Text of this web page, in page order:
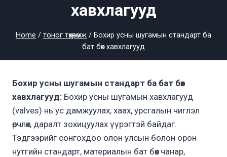
хавхлагууд
Home / тоног төхөөрөмж / Бохир усны шугамын стандарт ба
бат бөх хавхлагууд
Бохир усны шугамын стандарт ба бат бөх
хавхлагууд: Бохир усны шугамын хавхлагууд
(valves) нь ус дамжуулах, хаах, урсгалын чиглэл
өөрчлөх, даралт зохицуулах үүрэгтэй байдаг.
Тэдгээрийг сонгохдоо олон улсын болон орон
нутгийн стандарт, материалын бат бөх чанар,